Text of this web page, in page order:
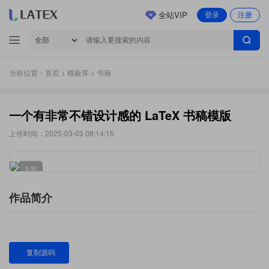
登录 注册
全站VIP
当前位置： 首页 > 模板库 > 书籍
一个有非常不错设计感的 LaTeX 书稿模版
上传时间：2025-03-03 08:14:15
1/6
作品简介
复制源码